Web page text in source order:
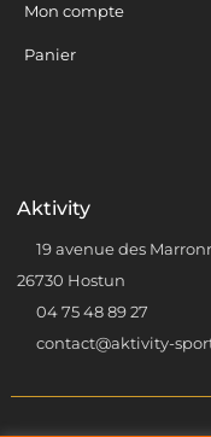
Mon compte
Panier
Aktivity
19 avenue des
26730 Hostun
04 75 48 89 27
contact@aktivity-